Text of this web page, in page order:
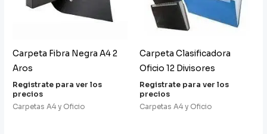
Carpeta Fibra Negra A4 2
Aros
Registrate para ver los
precios
Carpetas A4 y Oficio
Carpeta Clasificadora
Oficio 12 Divisores
Registrate para ver los
precios
Carpetas A4 y Oficio